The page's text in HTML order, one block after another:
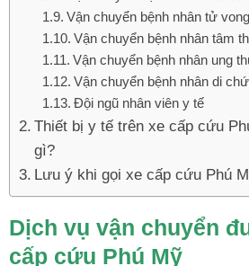
Vận chuyển bệnh nhân tử
Vận chuyển bệnh nhân tâm
Vận chuyển bệnh nhân ung
Vận chuyển bệnh nhân di
Đội ngũ nhân viên y tế
Thiết bị y tế trên xe cấp cứu
gì?
Lưu ý khi gọi xe cấp cứu Phú
Dịch vụ vận chuyển
cấp cứu Phú Mỹ